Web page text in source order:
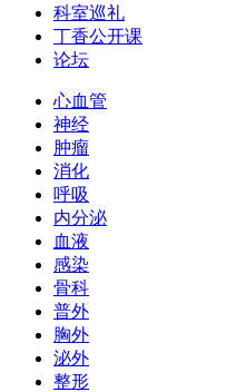
科室巡礼
丁香公开课
论坛
心血管
神经
肿瘤
消化
呼吸
内分泌
血液
感染
骨科
普外
胸外
泌外
整形